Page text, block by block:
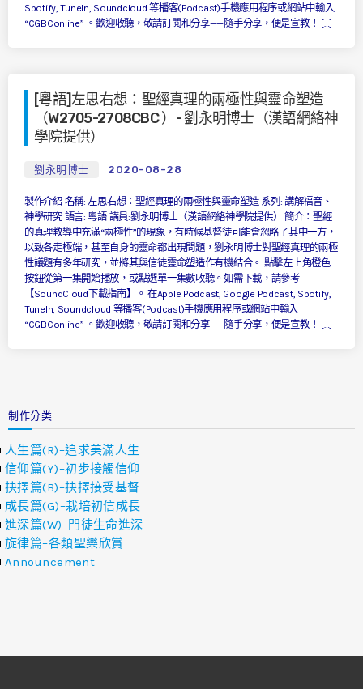
Spotify, TuneIn, Soundcloud 等播客(Podcast)手機應用程序或網站中輸入
“CGBConline” 。歡迎收聽，敬請訂閱和分享——隨手分享，便是宣教！ […]
[粵語]左思右想：聖經真理的兩極性與靈命塑造
（W2705-2708CBC ）- 劉永明博士（漢語網絡神
學院提供）
劉永明博士 2020-08-28
製作介紹 名稱: 左思右想：聖經真理的兩極性與靈命塑造 系列: 講解福音、
神學研究 語言: 粵語 講員:劉永明博士（漢語網絡神學院提供） 簡介：聖經
的真理教導中充滿“兩極性”的現象，有時候基督徒可能會忽略了其中一方，
以致各走極端，甚至自身的靈命都出現問題，劉永明博士對聖經真理的兩極
性議題有多年研究，並將其與信徒靈命塑造作有機結合。 點擊左上角橙色
按鈕從第一集開始播放，或點選單一集數收聽。如需下載，請參考
【SoundCloud下載指南】。 在Apple Podcast, Google Podcast, Spotify,
TuneIn, Soundcloud 等播客(Podcast)手機應用程序或網站中輸入
“CGBConline” 。歡迎收聽，敬請訂閱和分享——隨手分享，便是宣教！ […]
制作分类
人生篇(R)–追求美滿人生
信仰篇(Y)–初步接觸信仰
抉擇篇(B)–抉擇接受基督
成長篇(G)–栽培初信成長
進深篇(W)–門徒生命進深
旋律篇–各類聖樂欣賞
Announcement